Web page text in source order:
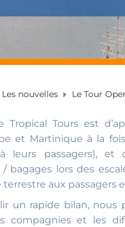
Les nouvelles Le Tour
Tropical Tours est
et Martinique à la
leurs passagers), et
/ bagages lors des
terrestre aux passagers
un rapide bilan, nous
compagnies et les